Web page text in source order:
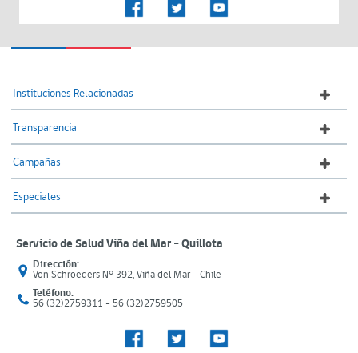
Instituciones Relacionadas
Transparencia
Campañas
Especiales
Servicio de Salud Viña del Mar – Quillota
Dirección:
Von Schroeders N° 392, Viña del Mar - Chile
Teléfono:
56 (32)2759311 - 56 (32)2759505